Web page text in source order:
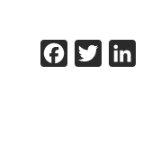
Facebook
Twitter